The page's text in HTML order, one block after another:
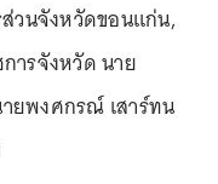
วนจังหวัดขอนแก่น,
ารจังหวัด นาย
ยพงศกรณ์ เสาร์ทน